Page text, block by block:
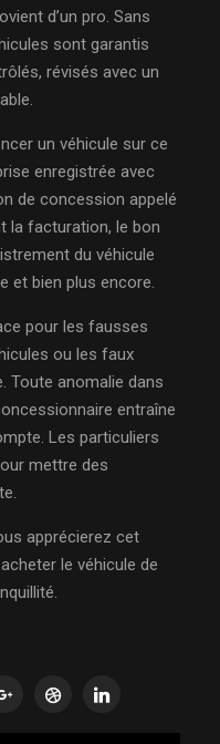
d’un pro. Sans
sont garantis
révisés avec un
un véhicule sur ce
enregistrée avec
de concession appelé
la facturation, le bon
du véhicule
et bien plus encore.
pour les fausses
ou les faux
Toute anomalie dans
entraîne
Les particuliers
mettre des
apprécierez cet
le véhicule de